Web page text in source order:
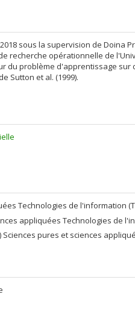
sous la supervision de Doina
recherche opérationnelle​ de
problème d'apprentissage sur
Sutton et al. (1999).
Technologies de l'information
appliquées Technologies de
pures et sciences